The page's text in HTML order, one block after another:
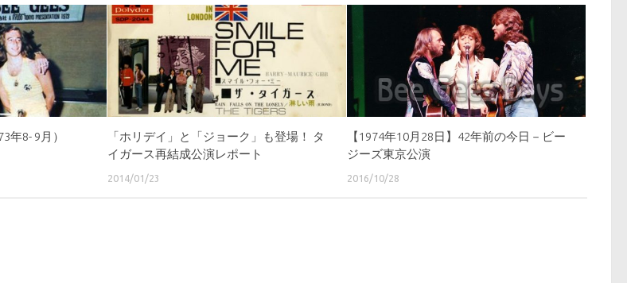
年8- 9月）
「ホリデイ」と「ジョーク」も登場！ タ
イガース再結成公演レポート
2014/01/23
【1974年10月28日】42年前の今日－ビー
ジーズ東京公演
2016/10/28